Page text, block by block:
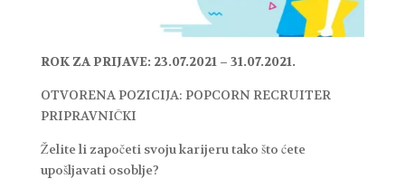
ROK ZA PRIJAVE: 23.07.2021 – 31.07.2021.
OTVORENA POZICIJA: POPCORN RECRUITER
PRIPRAVNIČKI
Želite li započeti svoju karijeru tako što ćete
upošljavati osoblje?